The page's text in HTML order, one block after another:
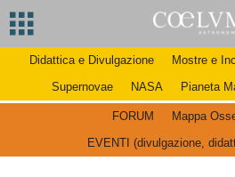
Didattica e Divulgazione Mostre e
Supernovae
NASA Pianeta
FORUM
Mappa
EVENTI (divulgazione,